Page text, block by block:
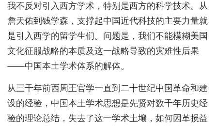
我不反对引入西方学术，特别是西方的科学技术。从
詹天佑到钱学森，支撑起中国近代科技的主要力量就
是引入西学的留学生们。问题是，我们不能模糊美国
文化征服战略的本质及这一战略导致的灾难性后果
——中国本土学术体系的解体。
从三千年前西周王官学一直到二十世纪中国革命和建
设的经验，中国本土学术思想是先贤对数千年历史经
验的理论总结，失去了这一学术土壤，如何因革损益